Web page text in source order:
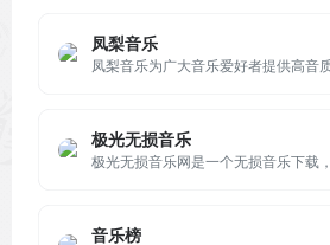
凤梨音乐
极光无损音乐
音乐榜